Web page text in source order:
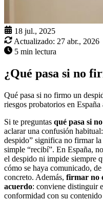
18 jul., 2025
Actualizado: 27 abr., 2026
5 min lectura
¿Qué pasa si no
Qué pasa si no firmo un
riesgos probatorios en
Si te preguntas qué pasa si
aclarar una confusión
despido” significa no firmar
simple “recibí”. En España,
el despido ni impide siempre
cómo se haya comunicado,
concreto. Además, firmar no
acuerdo: conviene distinguir
conformidad con su